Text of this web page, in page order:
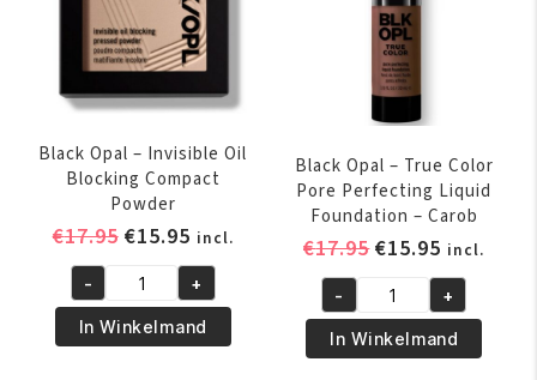
Nutmeg
aantal
Black Opal – Invisible Oil
Blocking Compact
Powder
€17.95 Oorspronkelijke
was:
€17.95.
€15.95Huidige
prijs
is:
€15.95.
incl.
Black
Opal
-
- +
In Winkelmand
Black Opal – True Color
Pore Perfecting Liquid
Foundation – Carob
€17.95
was:
€17.95.
€15.95 Huidige
prijs
is:
€15.95.
incl.
Black
Opal
-
- +
In Winkelmand